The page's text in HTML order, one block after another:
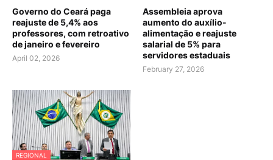
Governo do Ceará paga
reajuste de 5,4% aos
professores, com retroativo
de janeiro e fevereiro
April 02, 2026
Assembleia aprova
aumento do auxílio-
alimentação e reajuste
salarial de 5% para
servidores estaduais
February 27, 2026
REGIONAL